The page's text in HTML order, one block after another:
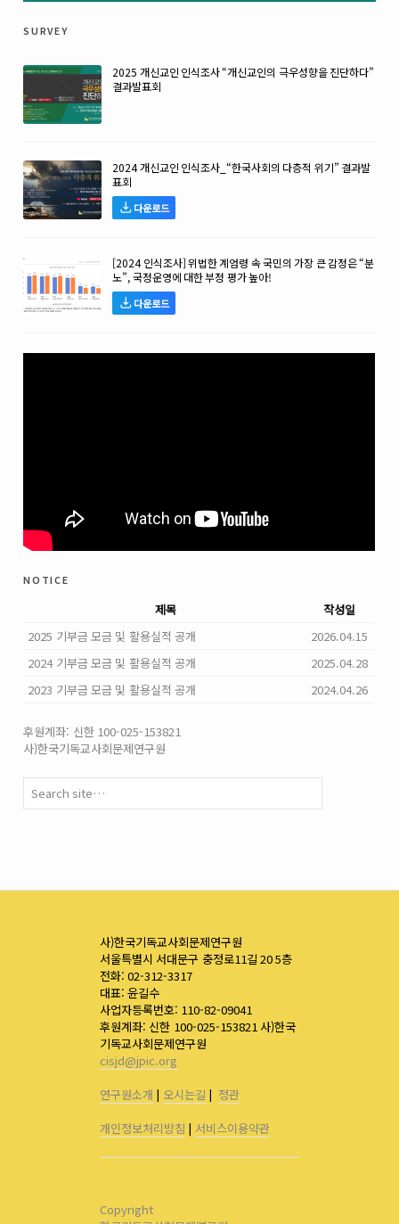
survey
2025 개신교인 인식조사 “개신교인의 극우성향을 진단하다”
결과발표회
2024 개신교인 인식조사_“한국사회의 다층적 위기” 결과발
표회
다운로드
[2024 인식조사] 위법한 계엄령 속 국민의 가장 큰 감정은 “분
노”, 국정운영에 대한 부정 평가 높아!
다운로드
notice
제목
작성일
2025 기부금 모금 및 활용실적 공개
2026.04.15
2024 기부금 모금 및 활용실적 공개
2025.04.28
2023 기부금 모금 및 활용실적 공개
2024.04.26
후원계좌: 신한 100-025-153821
사)한국기독교사회문제연구원
사)한국기독교사회문제연구원
서울특별시 서대문구 충정로11길 20 5층
전화: 02-312-3317
대표: 윤길수
사업자등록번호: 110-82-09041
후원계좌: 신한 100-025-153821 사)한국
기독교사회문제연구원
cisjd@jpic.org
연구원소개 | 오시는길 | 정관
개인정보처리방침 | 서비스이용약관
Copyright